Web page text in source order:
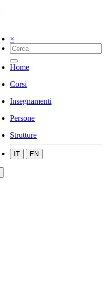
×
Home
Corsi
Insegnamenti
Persone
Strutture
IT EN